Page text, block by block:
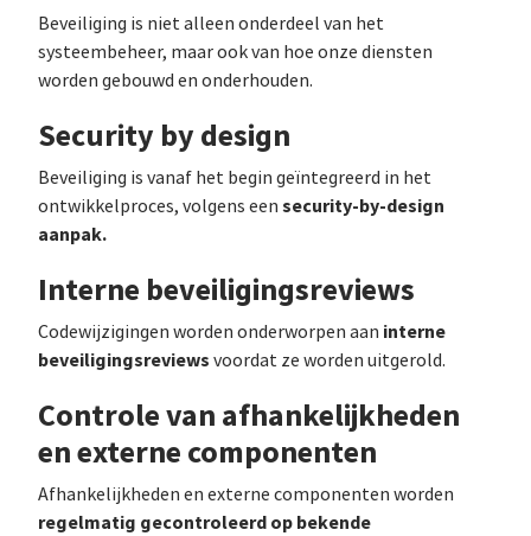
Beveiliging is niet alleen onderdeel van het
systeembeheer, maar ook van hoe onze diensten
worden gebouwd en onderhouden.
Security by design
Beveiliging is vanaf het begin geïntegreerd in het
ontwikkelproces, volgens een security-by-design
aanpak.
Interne beveiligingsreviews
Codewijzigingen worden onderworpen aan interne
beveiligingsreviews voordat ze worden uitgerold.
Controle van afhankelijkheden
en externe componenten
Afhankelijkheden en externe componenten worden
regelmatig gecontroleerd op bekende